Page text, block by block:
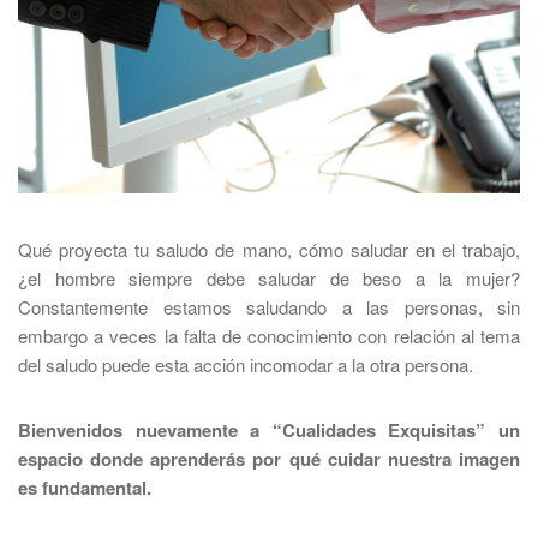
Qué proyecta tu saludo de mano, cómo saludar en el trabajo,
¿el hombre siempre debe saludar de beso a la mujer?
Constantemente estamos saludando a las personas, sin
embargo a veces la falta de conocimiento con relación al tema
del saludo puede esta acción incomodar a la otra persona.
Bienvenidos nuevamente a “Cualidades Exquisitas” un
espacio donde aprenderás por qué cuidar nuestra imagen
es fundamental.